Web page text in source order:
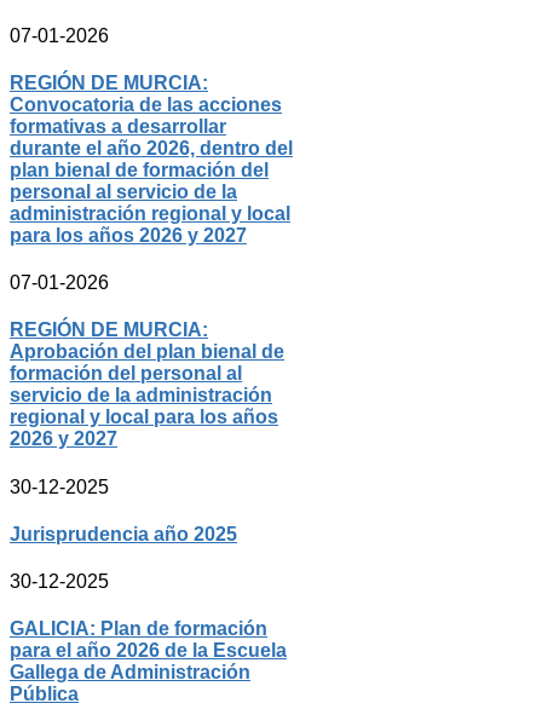
07-01-2026
REGIÓN DE MURCIA:
Convocatoria de las acciones
formativas a desarrollar
durante el año 2026, dentro del
plan bienal de formación del
personal al servicio de la
administración regional y local
para los años 2026 y 2027
07-01-2026
REGIÓN DE MURCIA:
Aprobación del plan bienal de
formación del personal al
servicio de la administración
regional y local para los años
2026 y 2027
30-12-2025
Jurisprudencia año 2025
30-12-2025
GALICIA: Plan de formación
para el año 2026 de la Escuela
Gallega de Administración
Pública